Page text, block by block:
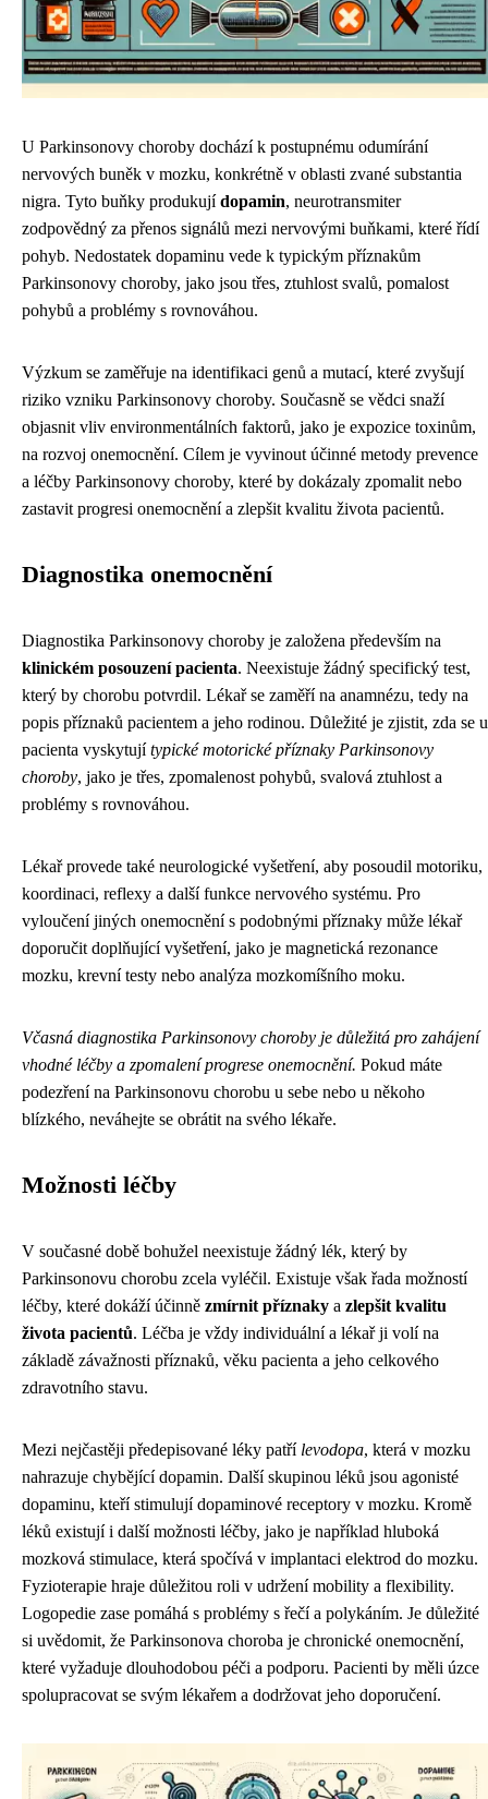
U Parkinsonovy choroby dochází k postupnému odumírání
nervových buněk v mozku, konkrétně v oblasti zvané substantia
nigra. Tyto buňky produkujídopamin, neurotransmiter
zodpovědný za přenos signálů mezi nervovými buňkami, které řídí
pohyb. Nedostatek dopaminu vede k typickým příznakům
Parkinsonovy choroby, jako jsou třes, ztuhlost svalů, pomalost
pohybů a problémy s rovnováhou.
Výzkum se zaměřuje na identifikaci genů a mutací, které zvyšují
riziko vzniku Parkinsonovy choroby. Současně se vědci snaží
objasnit vliv environmentálních faktorů, jako je expozice toxinům,
na rozvoj onemocnění. Cílem je vyvinout účinné metody prevence
a léčby Parkinsonovy choroby, které by dokázaly zpomalit nebo
zastavit progresi onemocnění a zlepšit kvalitu života pacientů.
Diagnostika onemocnění
Diagnostika Parkinsonovy choroby je založena především na
klinickém posouzení pacienta. Neexistuje žádný specifický test,
který by chorobu potvrdil. Lékař se zaměří na anamnézu, tedy na
popis příznaků pacientem a jeho rodinou. Důležité je zjistit, zda se u
pacienta vyskytujítypické motorické příznaky Parkinsonovy
choroby, jako je třes, zpomalenost pohybů, svalová ztuhlost a
problémy s rovnováhou.
Lékař provede také neurologické vyšetření, aby posoudil motoriku,
koordinaci, reflexy a další funkce nervového systému. Pro
vyloučení jiných onemocnění s podobnými příznaky může lékař
doporučit doplňující vyšetření, jako je magnetická rezonance
mozku, krevní testy nebo analýza mozkomíšního moku.
Včasná diagnostika Parkinsonovy choroby je důležitá pro zahájení
vhodné léčby a zpomalení progrese onemocnění. Pokud máte
podezření na Parkinsonovu chorobu u sebe nebo u někoho
blízkého, neváhejte se obrátit na svého lékaře.
Možnosti léčby
V současné době bohužel neexistuje žádný lék, který by
Parkinsonovu chorobu zcela vyléčil. Existuje však řada možností
léčby, které dokáží účinně zmírnit příznaky a zlepšit kvalitu
života pacientů. Léčba je vždy individuální a lékař ji volí na
základě závažnosti příznaků, věku pacienta a jeho celkového
zdravotního stavu.
Mezi nejčastěji předepisované léky patří levodopa, která v mozku
nahrazuje chybějící dopamin. Další skupinou léků jsou agonisté
dopaminu, kteří stimulují dopaminové receptory v mozku. Kromě
léků existují i další možnosti léčby, jako je například hluboká
mozková stimulace, která spočívá v implantaci elektrod do mozku.
Fyzioterapie hraje důležitou roli v udržení mobility a flexibility.
Logopedie zase pomáhá s problémy s řečí a polykáním. Je důležité
si uvědomit, že Parkinsonova choroba je chronické onemocnění,
které vyžaduje dlouhodobou péči a podporu. Pacienti by měli úzce
spolupracovat se svým lékařem a dodržovat jeho doporučení.